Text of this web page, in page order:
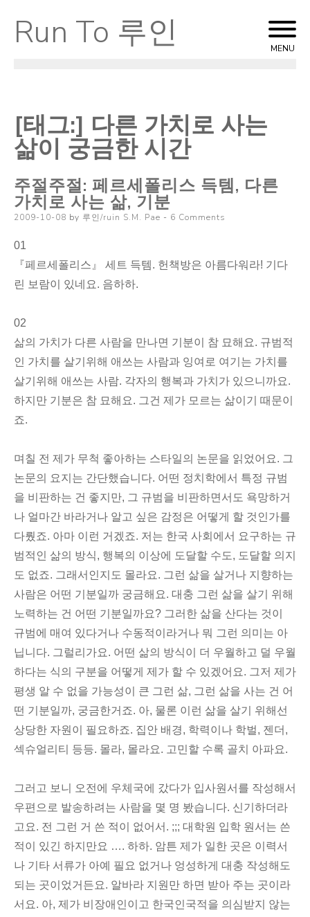
Skip
to
Run To 루인 MENU
[태그:] 다른 가치로 사는
삶이 궁금한 시간
주절주절: 페르세폴리스 득템, 다른
가치로 사는 삶, 기분
Posted
2009-10-08 by 루인/ruin S.M. Pae 6 Comments
01
『페르세폴리스』 세트 득템. 헌책방은 아름다워라! 기다
린 보람이 있네요. 음하하.
02
삶의 가치가 다른 사람을 만나면 기분이 참 묘해요. 규범적
인 가치를 살기위해 애쓰는 사람과 잉여로 여기는 가치를
살기위해 애쓰는 사람. 각자의 행복과 가치가 있으니까요.
하지만 기분은 참 묘해요. 그건 제가 모르는 삶이기 때문이
죠.
며칠 전 제가 무척 좋아하는 스타일의 논문을 읽었어요. 그
논문의 요지는 간단했습니다. 어떤 정치학에서 특정 규범
을 비판하는 건 좋지만, 그 규범을 비판하면서도 욕망하거
나 얼마간 바라거나 알고 싶은 감정은 어떻게 할 것인가를
다뤘죠. 아마 이런 거겠죠. 저는 한국 사회에서 요구하는 규
범적인 삶의 방식, 행복의 이상에 도달할 수도, 도달할 의지
도 없죠. 그래서인지도 몰라요. 그런 삶을 살거나 지향하는
사람은 어떤 기분일까 궁금해요. 대충 그런 삶을 살기 위해
노력하는 건 어떤 기분일까요? 그러한 삶을 산다는 것이
규범에 매여 있다거나 수동적이라거나 뭐 그런 의미는 아
닙니다. 그럴리가요. 어떤 삶의 방식이 더 우월하고 덜 우월
하다는 식의 구분을 어떻게 제가 할 수 있겠어요. 그저 제가
평생 알 수 없을 가능성이 큰 그런 삶, 그런 삶을 사는 건 어
떤 기분일까, 궁금한거죠. 아, 물론 이런 삶을 살기 위해선
상당한 자원이 필요하죠. 집안 배경, 학력이나 학벌, 젠더,
섹슈얼리티 등등. 몰라, 몰라요. 고민할 수록 골치 아파요.
그러고 보니 오전에 우체국에 갔다가 입사원서를 작성해서
우편으로 발송하려는 사람을 몇 명 봤습니다. 신기하더라
고요. 전 그런 거 쓴 적이 없어서. ;;; 대학원 입학 원서는 쓴
적이 있긴 하지만요 …. 하하. 암튼 제가 일한 곳은 이력서
나 기타 서류가 아예 필요 없거나 엉성하게 대충 작성해도
되는 곳이었거든요. 알바라 지원만 하면 받아 주는 곳이라
서요. 아, 제가 비장애인이고 한국인국적을 의심받지 않는